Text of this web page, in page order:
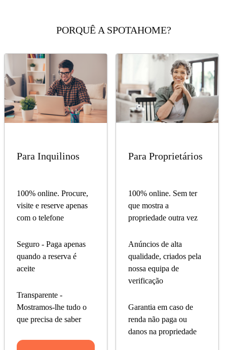
PORQUÊ A SPOTAHOME?
Para Inquilinos
100% online. Procure,
visite e reserve apenas
com o telefone
Seguro - Paga apenas
quando a reserva é
aceite
Transparente -
Mostramos-lhe tudo o
que precisa de saber
Para Proprietários
100% online. Sem ter
que mostra a
propriedade outra vez
Anúncios de alta
qualidade, criados pela
nossa equipa de
verificação
Garantia em caso de
renda não paga ou
danos na propriedade